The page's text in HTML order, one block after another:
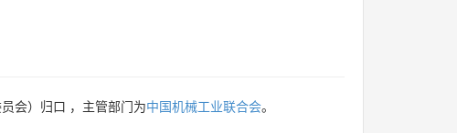
会）归口 ，主管部门为中国机械工业联合会。